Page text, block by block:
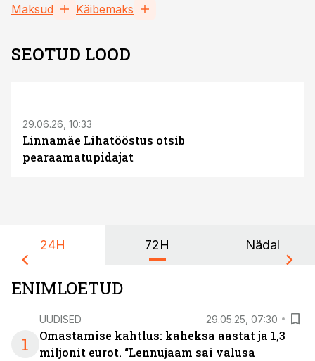
Maksud Käibemaks
SEOTUD LOOD
29.06.26, 10:33
Linnamäe Lihatööstus otsib
pearaamatupidajat
24H 72H Nädal
ENIMLOETUD
1
UUDISED 29.05.25, 07:30
Omastamise kahtlus: kaheksa aastat ja 1,3
miljonit eurot. “Lennujaam sai valusa